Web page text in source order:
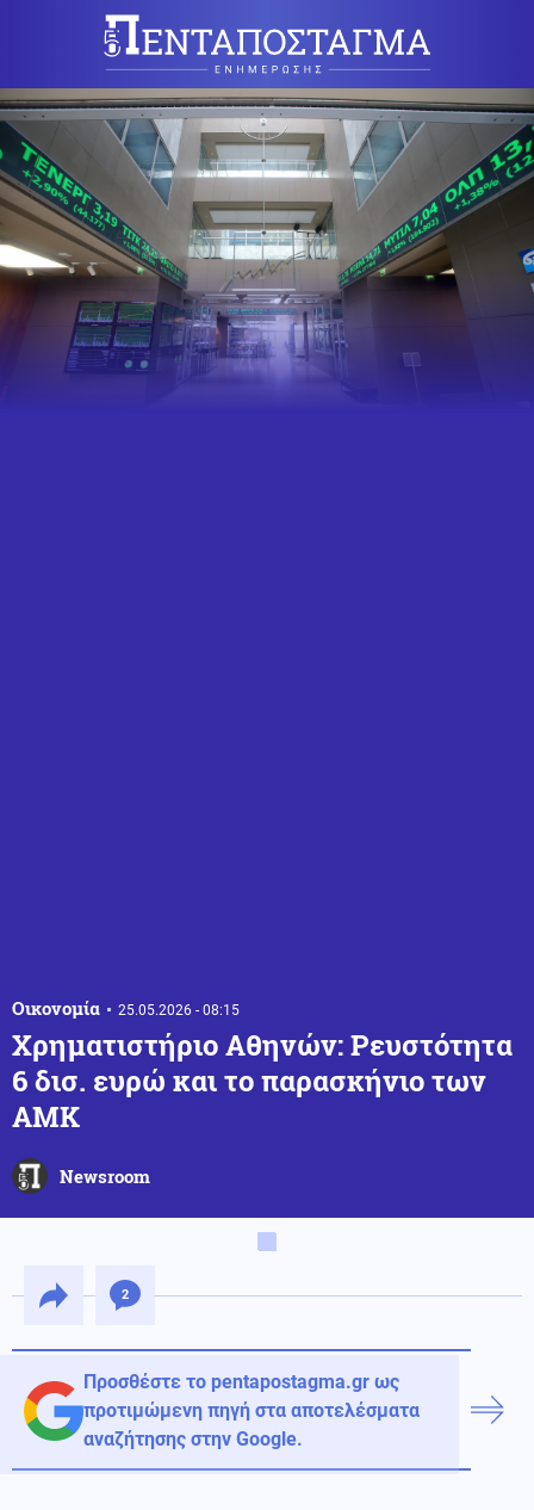
Οικονομία 25.05.2026 - 08:15
Χρηματιστήριο Αθηνών: Ρευστότητα
6 δισ. ευρώ και το παρασκήνιο των
ΑΜΚ
Newsroom
2
Προσθέστε το pentapostagma.gr ως
προτιμώμενη πηγή στα αποτελέσματα
αναζήτησης στην Google.